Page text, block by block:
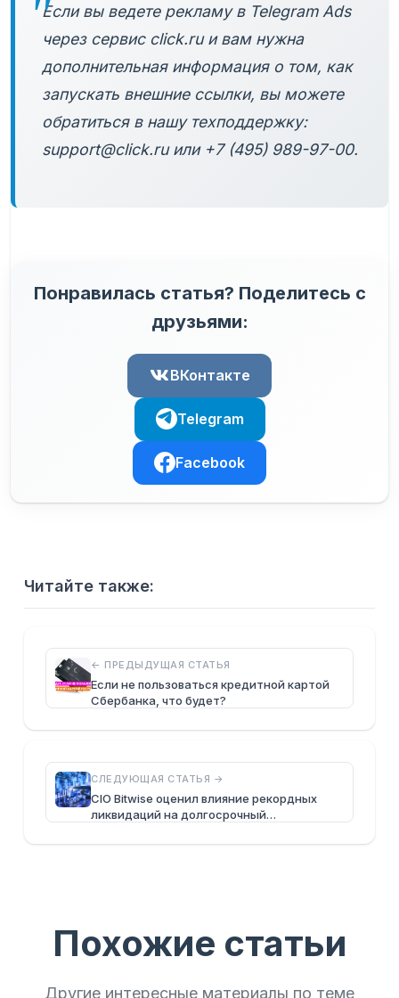
Если вы ведете рекламу в Telegram Ads
через сервис click.ru и вам нужна
дополнительная информация о том, как
запускать внешние ссылки, вы можете
обратиться в нашу техподдержку:
support@click.ru или +7 (495) 989-97-00.
Понравилась статья? Поделитесь с
друзьями:
ВКонтакте
Telegram
Facebook
Читайте также:
← ПРЕДЫДУЩАЯ СТАТЬЯ
Если не пользоваться кредитной картой
Сбербанка, что будет?
СЛЕДУЮЩАЯ СТАТЬЯ →
CIO Bitwise оценил влияние рекордных
ликвидаций на долгосрочный…
Похожие статьи
Другие интересные материалы по теме